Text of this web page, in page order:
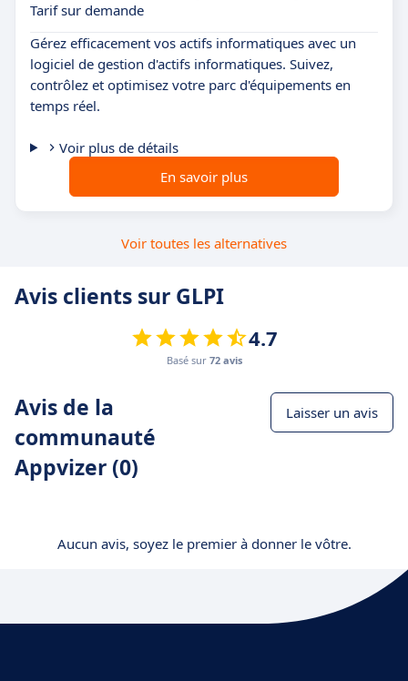
Tarif sur demande
Gérez efficacement vos actifs informatiques avec un
logiciel de gestion d'actifs informatiques. Suivez,
contrôlez et optimisez votre parc d'équipements en
temps réel.
Voir plus de détails
En savoir plus
Voir toutes les alternatives
Avis clients sur GLPI
4.7
Basé sur 72 avis
Avis de la
communauté
Appvizer (0)
Laisser un avis
Aucun avis, soyez le premier à donner le vôtre.